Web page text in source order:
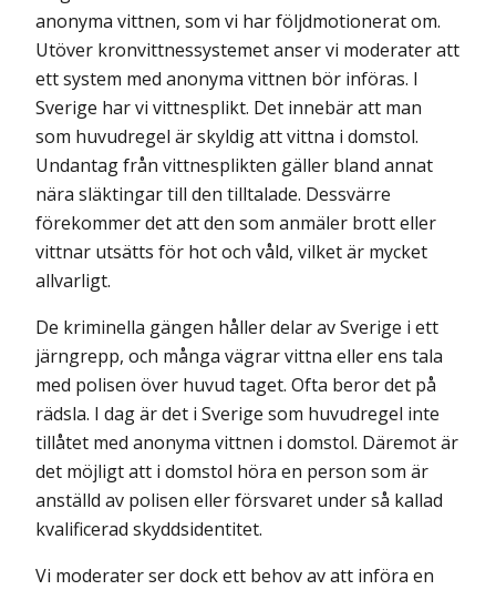
anonyma vittnen, som vi har följdmotionerat om.
Utöver kronvittnessystemet anser vi moderater att
ett system med anonyma vittnen bör införas. I
Sverige har vi vittnesplikt. Det innebär att man
som huvudregel är skyldig att vittna i domstol.
Undan­tag från vittnesplikten gäller bland annat
nära släktingar till den tilltalade. Dessvärre
förekommer det att den som anmäler brott eller
vittnar utsätts för hot och våld, vilket är mycket
allvarligt.
De kriminella gängen håller delar av Sverige i ett
järngrepp, och många vägrar vittna eller ens tala
med polisen över huvud taget. Ofta beror det på
rädsla. I dag är det i Sverige som huvudregel inte
tillåtet med anonyma vittnen i domstol. Däremot är
det möjligt att i domstol höra en person som är
anställd av polisen eller försvaret under så kallad
kvalificerad skyddsidentitet.
Vi moderater ser dock ett behov av att införa en